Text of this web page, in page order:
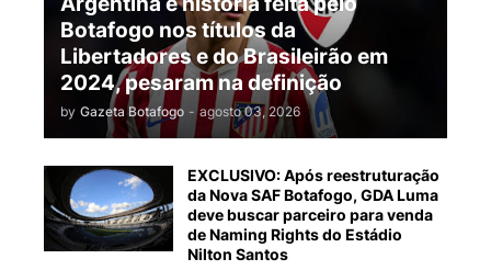
Botafogo nos títulos da
Libertadores e do Brasileirão em
2024, pesaram na definição
by Gazeta Botafogo - agosto 03, 2026
EXCLUSIVO: Após reestruturação
da Nova SAF Botafogo, GDA Luma
deve buscar parceiro para venda
de Naming Rights do Estádio
Nilton Santos